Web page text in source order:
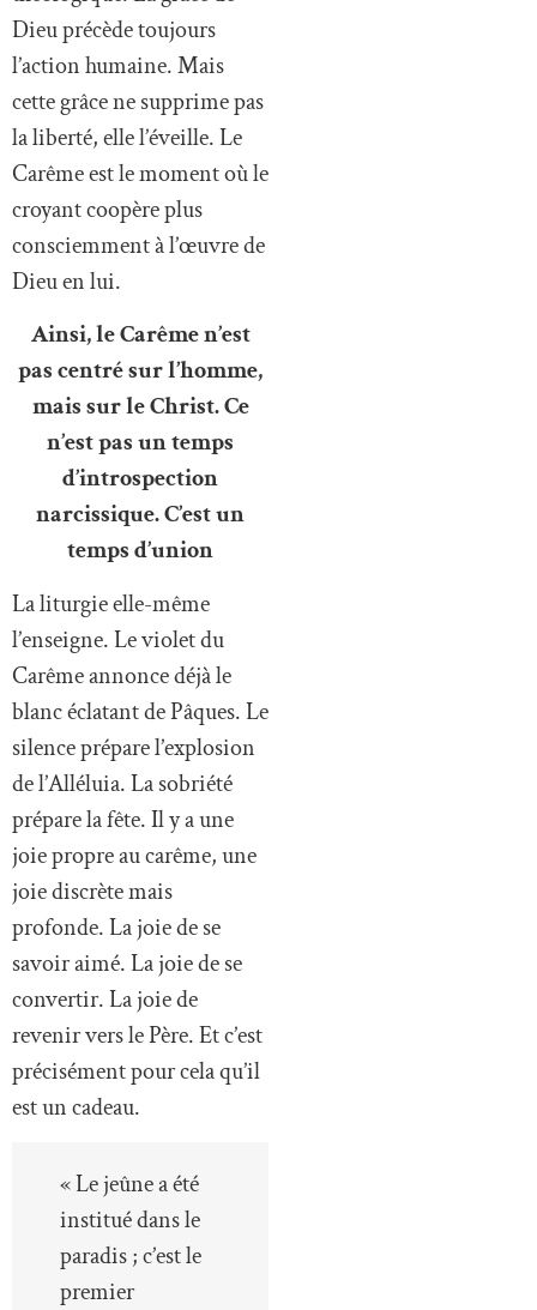
Dieu précède toujours
l’action humaine. Mais
cette grâce ne supprime pas
la liberté, elle l’éveille. Le
Carême est le moment où le
croyant coopère plus
consciemment à l’œuvre de
Dieu en lui.
Ainsi, le Carême n’est
pas centré sur l’homme,
mais sur le Christ. Ce
n’est pas un temps
d’introspection
narcissique. C’est un
temps d’union
La liturgie elle-même
l’enseigne. Le violet du
Carême annonce déjà le
blanc éclatant de Pâques. Le
silence prépare l’explosion
de l’Alléluia. La sobriété
prépare la fête. Il y a une
joie propre au carême, une
joie discrète mais
profonde. La joie de se
savoir aimé. La joie de se
convertir. La joie de
revenir vers le Père. Et c’est
précisément pour cela qu’il
est un cadeau.
« Le jeûne a été
institué dans le
paradis ; c’est le
premier